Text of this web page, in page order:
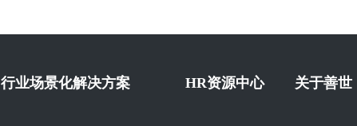
行业场景化解决方案 HR资源中心 关于善世